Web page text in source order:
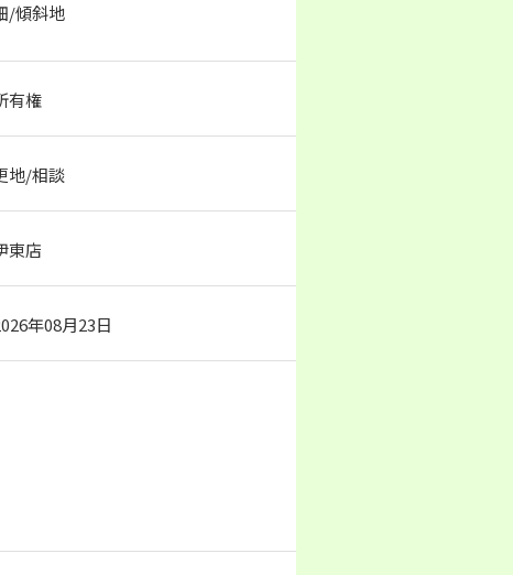
/傾斜地
有権
地/相談
東店
年08月23日